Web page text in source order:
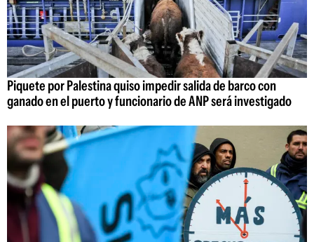
Piquete por Palestina quiso impedir salida de barco con
ganado en el puerto y funcionario de ANP será investigado